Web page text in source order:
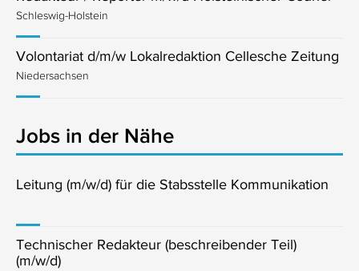
Schleswig-Holstein
Volontariat d/m/w Lokalredaktion Cellesche Zeitung
Niedersachsen
Jobs in der Nähe
Leitung (m/w/d) für die Stabsstelle Kommunikation
Technischer Redakteur (beschreibender Teil)
(m/w/d)